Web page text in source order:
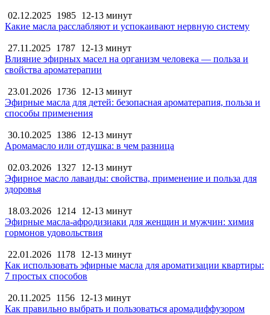
02.12.2025 1985 12-13 минут
Какие масла расслабляют и успокаивают нервную систему
27.11.2025 1787 12-13 минут
Влияние эфирных масел на организм человека — польза и
свойства ароматерапии
23.01.2026 1736 12-13 минут
Эфирные масла для детей: безопасная ароматерапия, польза и
способы применения
30.10.2025 1386 12-13 минут
Аромамасло или отдушка: в чем разница
02.03.2026 1327 12-13 минут
Эфирное масло лаванды: свойства, применение и польза для
здоровья
18.03.2026 1214 12-13 минут
Эфирные масла-афродизиаки для женщин и мужчин: химия
гормонов удовольствия
22.01.2026 1178 12-13 минут
Как использовать эфирные масла для ароматизации квартиры:
7 простых способов
20.11.2025 1156 12-13 минут
Как правильно выбрать и пользоваться аромадиффузором